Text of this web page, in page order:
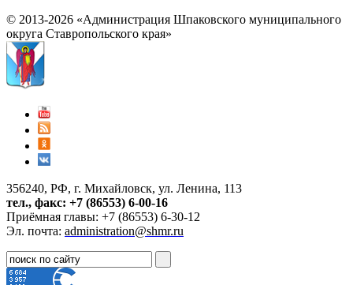
© 2013-2026 «Администрация Шпаковского муниципального
округа Ставропольского края»
356240, РФ, г. Михайловск, ул. Ленина, 113
тел., факс: +7 (86553) 6-00-16
Приёмная главы: +7 (86553) 6-30-12
Эл. почта: administration@shmr.ru